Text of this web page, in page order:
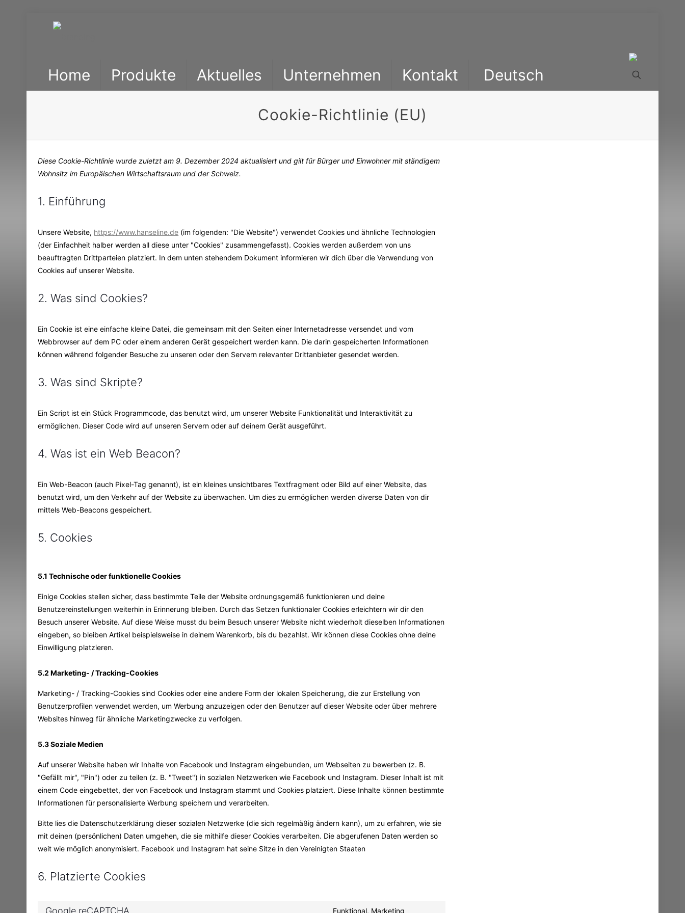
Home Produkte Aktuelles Unternehmen Kontakt Deutsch
Cookie-Richtlinie (EU)
Diese Cookie-Richtlinie wurde zuletzt am 9. Dezember 2024 aktualisiert und gilt für Bürger und Einwohner mit ständigem
Wohnsitz im Europäischen Wirtschaftsraum und der Schweiz.
1. Einführung
Unsere Website, https://www.hanseline.de (im folgenden: "Die Website") verwendet Cookies und ähnliche Technologien
(der Einfachheit halber werden all diese unter "Cookies" zusammengefasst). Cookies werden außerdem von uns
beauftragten Drittparteien platziert. In dem unten stehendem Dokument informieren wir dich über die Verwendung von
Cookies auf unserer Website.
2. Was sind Cookies?
Ein Cookie ist eine einfache kleine Datei, die gemeinsam mit den Seiten einer Internetadresse versendet und vom
Webbrowser auf dem PC oder einem anderen Gerät gespeichert werden kann. Die darin gespeicherten Informationen
können während folgender Besuche zu unseren oder den Servern relevanter Drittanbieter gesendet werden.
3. Was sind Skripte?
Ein Script ist ein Stück Programmcode, das benutzt wird, um unserer Website Funktionalität und Interaktivität zu
ermöglichen. Dieser Code wird auf unseren Servern oder auf deinem Gerät ausgeführt.
4. Was ist ein Web Beacon?
Ein Web-Beacon (auch Pixel-Tag genannt), ist ein kleines unsichtbares Textfragment oder Bild auf einer Website, das
benutzt wird, um den Verkehr auf der Website zu überwachen. Um dies zu ermöglichen werden diverse Daten von dir
mittels Web-Beacons gespeichert.
5. Cookies
5.1 Technische oder funktionelle Cookies
Einige Cookies stellen sicher, dass bestimmte Teile der Website ordnungsgemäß funktionieren und deine
Benutzereinstellungen weiterhin in Erinnerung bleiben. Durch das Setzen funktionaler Cookies erleichtern wir dir den
Besuch unserer Website. Auf diese Weise musst du beim Besuch unserer Website nicht wiederholt dieselben Informationen
eingeben, so bleiben Artikel beispielsweise in deinem Warenkorb, bis du bezahlst. Wir können diese Cookies ohne deine
Einwilligung platzieren.
5.2 Marketing- / Tracking-Cookies
Marketing- / Tracking-Cookies sind Cookies oder eine andere Form der lokalen Speicherung, die zur Erstellung von
Benutzerprofilen verwendet werden, um Werbung anzuzeigen oder den Benutzer auf dieser Website oder über mehrere
Websites hinweg für ähnliche Marketingzwecke zu verfolgen.
5.3 Soziale Medien
Auf unserer Website haben wir Inhalte von Facebook und Instagram eingebunden, um Webseiten zu bewerben (z. B.
"Gefällt mir", "Pin") oder zu teilen (z. B. "Tweet") in sozialen Netzwerken wie Facebook und Instagram. Dieser Inhalt ist mit
einem Code eingebettet, der von Facebook und Instagram stammt und Cookies platziert. Diese Inhalte können bestimmte
Informationen für personalisierte Werbung speichern und verarbeiten.
Bitte lies die Datenschutzerklärung dieser sozialen Netzwerke (die sich regelmäßig ändern kann), um zu erfahren, wie sie
mit deinen (persönlichen) Daten umgehen, die sie mithilfe dieser Cookies verarbeiten. Die abgerufenen Daten werden so
weit wie möglich anonymisiert. Facebook und Instagram hat seine Sitze in den Vereinigten Staaten
6. Platzierte Cookies
Google reCAPTCHA Funktional, Marketing